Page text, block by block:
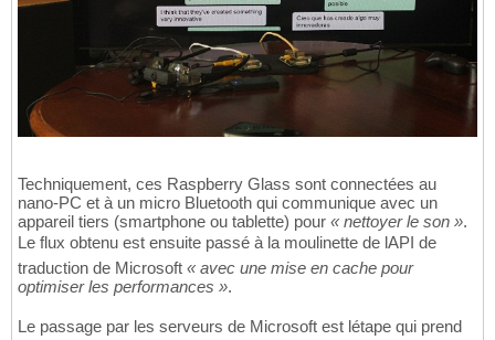
Techniquement, ces Raspberry Glass sont connectées au
nano-PC et à un micro Bluetooth qui communique avec un
appareil tiers (smartphone ou tablette) pour « nettoyer le son ».
Le flux obtenu est ensuite passé à la moulinette de lAPI de
traduction de Microsoft « avec une mise en cache pour
optimiser les performances ».
Le passage par les serveurs de Microsoft est létape qui prend